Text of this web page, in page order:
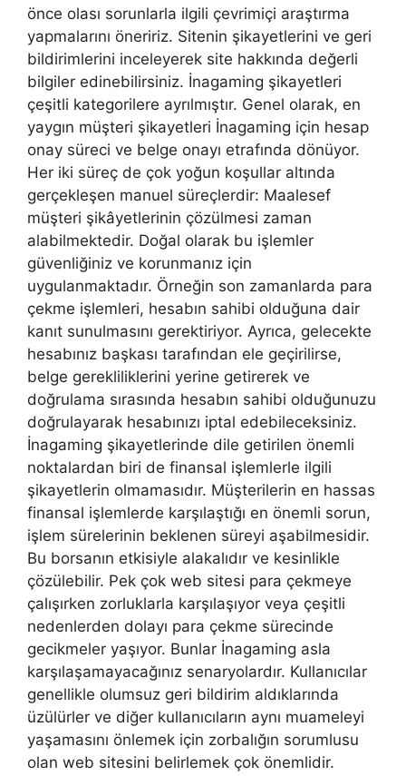
önce olası sorunlarla ilgili çevrimiçi araştırma
yapmalarını öneririz. Sitenin şikayetlerini ve geri
bildirimlerini inceleyerek site hakkında değerli
bilgiler edinebilirsiniz. İnagaming şikayetleri
çeşitli kategorilere ayrılmıştır. Genel olarak, en
yaygın müşteri şikayetleri İnagaming için hesap
onay süreci ve belge onayı etrafında dönüyor.
Her iki süreç de çok yoğun koşullar altında
gerçekleşen manuel süreçlerdir: Maalesef
müşteri şikâyetlerinin çözülmesi zaman
alabilmektedir. Doğal olarak bu işlemler
güvenliğiniz ve korunmanız için
uygulanmaktadır. Örneğin son zamanlarda para
çekme işlemleri, hesabın sahibi olduğuna dair
kanıt sunulmasını gerektiriyor. Ayrıca, gelecekte
hesabınız başkası tarafından ele geçirilirse,
belge gerekliliklerini yerine getirerek ve
doğrulama sırasında hesabın sahibi olduğunuzu
doğrulayarak hesabınızı iptal edebileceksiniz.
İnagaming şikayetlerinde dile getirilen önemli
noktalardan biri de finansal işlemlerle ilgili
şikayetlerin olmamasıdır. Müşterilerin en hassas
finansal işlemlerde karşılaştığı en önemli sorun,
işlem sürelerinin beklenen süreyi aşabilmesidir.
Bu borsanın etkisiyle alakalıdır ve kesinlikle
çözülebilir. Pek çok web sitesi para çekmeye
çalışırken zorluklarla karşılaşıyor veya çeşitli
nedenlerden dolayı para çekme sürecinde
gecikmeler yaşıyor. Bunlar İnagaming asla
karşılaşamayacağınız senaryolardır. Kullanıcılar
genellikle olumsuz geri bildirim aldıklarında
üzülürler ve diğer kullanıcıların aynı muameleyi
yaşamasını önlemek için zorbalığın sorumlusu
olan web sitesini belirlemek çok önemlidir.